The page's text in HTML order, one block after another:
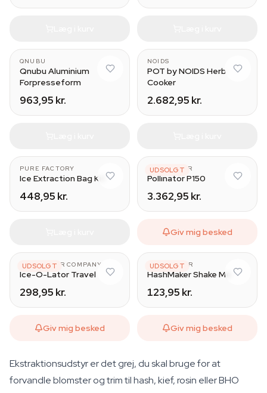
QNUBU
Qnubu Aluminium
Forpresseform
963,95 kr.
NOIDS
POT by NOIDS Herb
Cooker
2.682,95 kr.
PURE FACTORY
Ice Extraction Bag Kit
448,95 kr.
UDSOLGT
POLLINATOR
Pollinator P150
3.362,95 kr.
Giv mig besked
UDSOLGT
POLLINATOR COMPANY
Ice-O-Lator Travel
298,95 kr.
Giv mig besked
UDSOLGT
HASHMAKER
HashMaker Shake Me
123,95 kr.
Giv mig besked
Ekstraktionsudstyr er det grej, du skal bruge for at
forvandle blomster og trim til hash, kief, rosin eller BHO